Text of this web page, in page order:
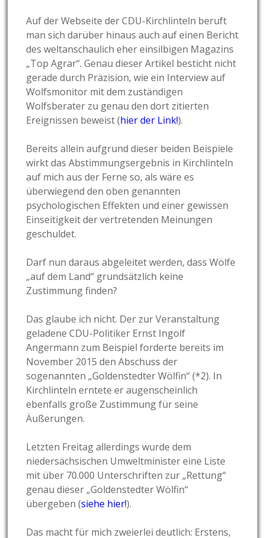
Auf der Webseite der CDU-Kirchlinteln beruft
man sich darüber hinaus auch auf einen Bericht
des weltanschaulich eher einsilbigen Magazins
„Top Agrar“. Genau dieser Artikel besticht nicht
gerade durch Präzision, wie ein Interview auf
Wolfsmonitor mit dem zuständigen
Wolfsberater zu genau den dort zitierten
Ereignissen beweist (hier der Link!).
Bereits allein aufgrund dieser beiden Beispiele
wirkt das Abstimmungsergebnis in Kirchlinteln
auf mich aus der Ferne so, als wäre es
überwiegend den oben genannten
psychologischen Effekten und einer gewissen
Einseitigkeit der vertretenden Meinungen
geschuldet.
Darf nun daraus abgeleitet werden, dass Wölfe
„auf dem Land“ grundsätzlich keine
Zustimmung finden?
Das glaube ich nicht. Der zur Veranstaltung
geladene CDU-Politiker Ernst Ingolf
Angermann zum Beispiel forderte bereits im
November 2015 den Abschuss der
sogenannten „Goldenstedter Wölfin“ (*2). In
Kirchlinteln erntete er augenscheinlich
ebenfalls große Zustimmung für seine
Äußerungen.
Letzten Freitag allerdings wurde dem
niedersächsischen Umweltminister eine Liste
mit über 70.000 Unterschriften zur „Rettung“
genau dieser „Goldenstedter Wölfin“
übergeben (siehe hier!).
Das macht für mich zweierlei deutlich: Erstens,